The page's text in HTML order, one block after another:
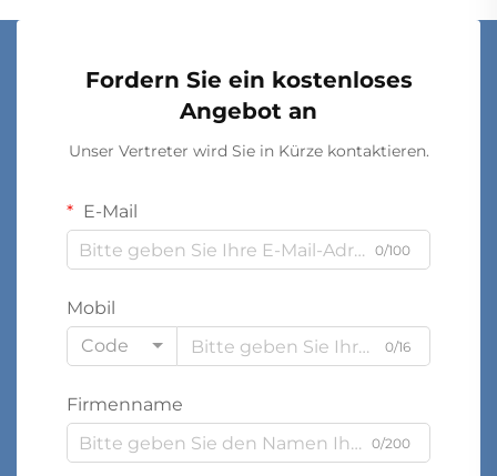
Fordern Sie ein kostenloses
Angebot an
Unser Vertreter wird Sie in Kürze kontaktieren.
E-Mail
0/100
Mobil
Code
0/16
Firmenname
0/200